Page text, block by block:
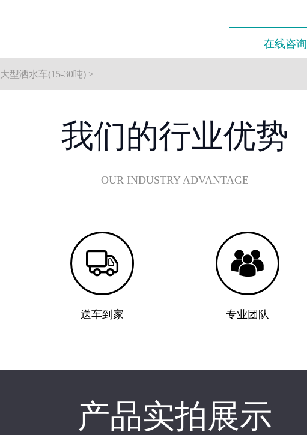
在线咨询
大型洒水车(15-30吨) >
我们的行业优势
OUR INDUSTRY ADVANTAGE

送车到家

专业团队
产品实拍展示